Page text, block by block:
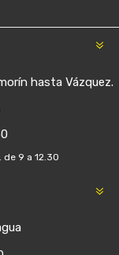
hasta Vázquez.
de 9 a 12.30